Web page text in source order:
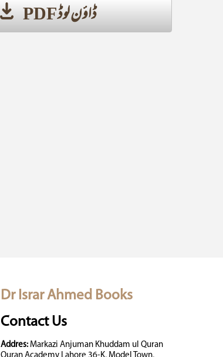
ڈاؤن لوڈ PDF
Dr Israr Ahmed Books
Contact Us
Addres:Markazi Anjuman Khuddam ul Quran